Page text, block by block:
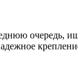
очередь,